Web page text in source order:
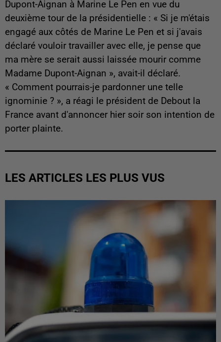
Dupont-Aignan à Marine Le Pen en vue du
deuxième tour de la présidentielle : « Si je m'étais
engagé aux côtés de Marine Le Pen et si j'avais
déclaré vouloir travailler avec elle, je pense que
ma mère se serait aussi laissée mourir comme
Madame Dupont-Aignan », avait-il déclaré.
« Comment pourrais-je pardonner une telle
ignominie ? », a réagi le président de Debout la
France avant d'annoncer hier soir son intention de
porter plainte.
LES ARTICLES LES PLUS VUS